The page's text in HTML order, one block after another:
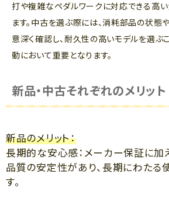
打や複雑なペダルワークに対応できる高
ます。中古を選ぶ際には、消耗部品の状態
意深く確認し、耐久性の高いモデルを選
動において重要となります。
新品・中古それぞれのメリット
新品のメリット：
長期的な安心感：メーカー保証に加
品質の安定性があり、長期にわたる
す。